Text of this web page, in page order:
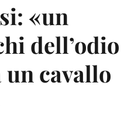
«un
dell’odio
cavallo